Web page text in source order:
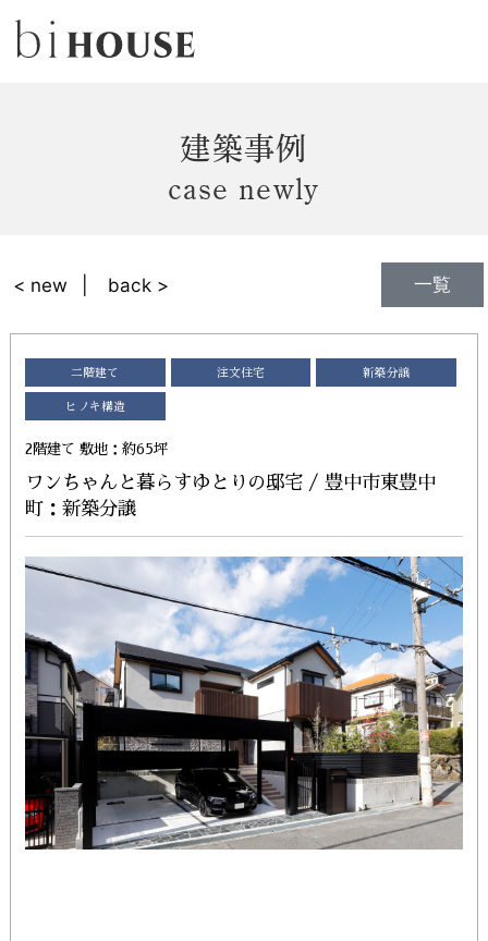
建築事例
case newly
一覧
< new back >
二階建て 注文住宅 新築分譲
ヒノキ構造
2階建て 敷地：約65坪
ワンちゃんと暮らすゆとりの邸宅 / 豊中市東豊中
町：新築分譲